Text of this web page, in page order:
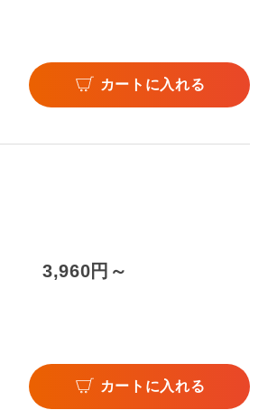
カートに入れる
3,960円～
カートに入れる